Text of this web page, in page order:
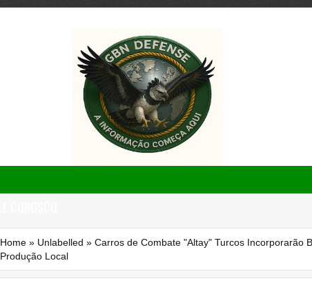
Home » Unlabelled » Carros de Combate "Altay" Turcos Incorporarão
Produção Local